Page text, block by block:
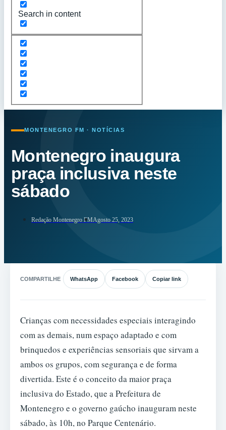
Search in content
MONTENEGRO FM · NOTÍCIAS
Montenegro inaugura
praça inclusiva neste
sábado
Redação Montenegro FMAgosto 25, 2023
COMPARTILHE WhatsApp Facebook Copiar link
Crianças com necessidades especiais interagindo
com as demais, num espaço adaptado e com
brinquedos e experiências sensoriais que sirvam a
ambos os grupos, com segurança e de forma
divertida. Este é o conceito da maior praça
inclusiva do Estado, que a Prefeitura de
Montenegro e o governo gaúcho inauguram neste
sábado, às 10h, no Parque Centenário.